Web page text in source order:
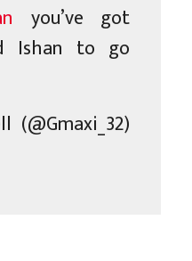
you’ve got
Ishan to go